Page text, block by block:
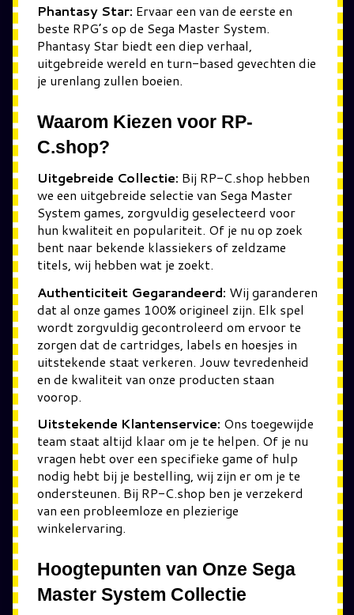
Phantasy Star: Ervaar een van de eerste en
beste RPG’s op de Sega Master System.
Phantasy Star biedt een diep verhaal,
uitgebreide wereld en turn-based gevechten die
je urenlang zullen boeien.
Waarom Kiezen voor RP-
C.shop?
Uitgebreide Collectie: Bij RP-C.shop hebben
we een uitgebreide selectie van Sega Master
System games, zorgvuldig geselecteerd voor
hun kwaliteit en populariteit. Of je nu op zoek
bent naar bekende klassiekers of zeldzame
titels, wij hebben wat je zoekt.
Authenticiteit Gegarandeerd: Wij garanderen
dat al onze games 100% origineel zijn. Elk spel
wordt zorgvuldig gecontroleerd om ervoor te
zorgen dat de cartridges, labels en hoesjes in
uitstekende staat verkeren. Jouw tevredenheid
en de kwaliteit van onze producten staan
voorop.
Uitstekende Klantenservice: Ons toegewijde
team staat altijd klaar om je te helpen. Of je nu
vragen hebt over een specifieke game of hulp
nodig hebt bij je bestelling, wij zijn er om je te
ondersteunen. Bij RP-C.shop ben je verzekerd
van een probleemloze en plezierige
winkelervaring.
Hoogtepunten van Onze Sega
Master System Collectie